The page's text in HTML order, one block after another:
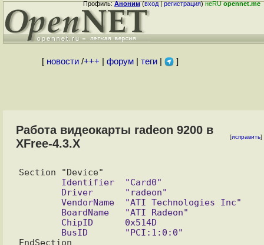
Профиль:Аноним(вход|регистрация)неRUopennet.me
[ новости/+++ форум| теги| ]
Работа видеокарты radeon 9200 в
XFree-4.3.X
[исправить]